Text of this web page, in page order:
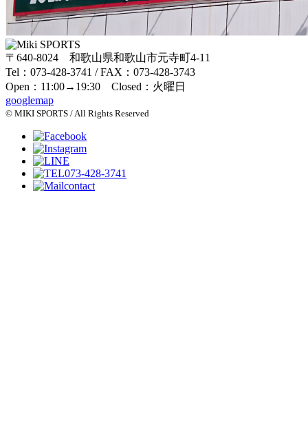
〒640-8024 和歌山県和歌山市元寺町4-11
Tel：073-428-3741 / FAX：073-428-3743
Open：11:00→19:30 Closed：火曜日
googlemap
© MIKI SPORTS / All Rights Reserved
073-428-3741
contact